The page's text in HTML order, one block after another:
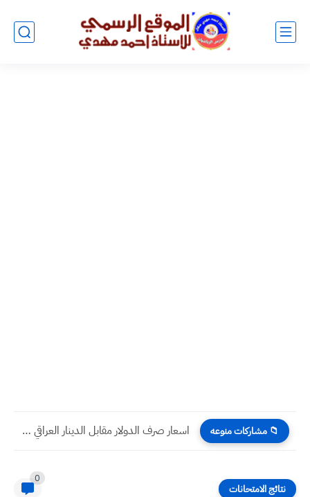
📁 مشاركات منوعه بالارقام انخفاظ درجات الحرارة في العراق الجمعة ٣١ - ٣...
نتائج الامتحانات
0